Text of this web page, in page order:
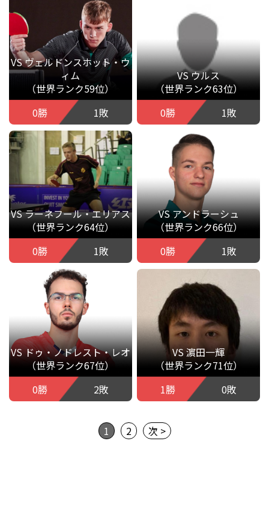
VS ヴェルドンスホット・ウ
ィム
（世界ランク59位）
0勝
1敗
VS ウルス
（世界ランク63位）
0勝
1敗
VS ラーネフール・エリアス
（世界ランク64位）
0勝
1敗
VS アンドラーシュ
（世界ランク66位）
0勝
1敗
VS ドゥ・ノドレスト・レオ
（世界ランク67位）
0勝
2敗
VS 濵田一輝
（世界ランク71位）
1勝
0敗
1 2 次 >